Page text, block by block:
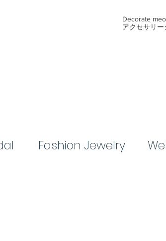
​Decorate me
アクセサリー
​Fashion Jewelry